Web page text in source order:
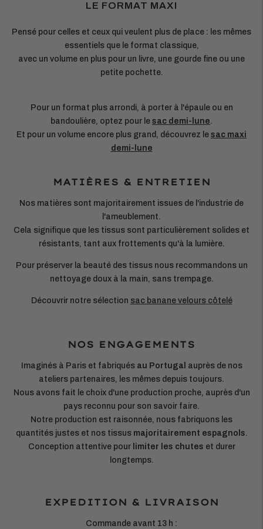
LE FORMAT MAXI
Pensé pour celles et ceux qui veulent plus de place : les mêmes
essentiels que le format classique,
avec un volume en plus pour un livre, une gourde fine ou une
petite pochette.
Pour un format plus arrondi, à porter à l'épaule ou en
bandoulière, optez pour le sac demi-lune.
Et pour un volume encore plus grand, découvrez le sac maxi
demi-lune
MATIÈRES & ENTRETIEN
Nos matières sont majoritairement issues de l'industrie de
l'ameublement.
Cela signifique que les tissus sont particulièrement solides et
résistants, tant aux frottements qu'à la lumière.
Pour préserver la beauté des tissus nous recommandons un
nettoyage doux à la main, sans trempage.
Découvrir notre sélection sac banane velours côtelé
NOS ENGAGEMENTS
Imaginés à Paris et fabriqués au Portugal auprès de nos
ateliers partenaires, les mêmes depuis toujours.
Nous avons fait le choix d'une production proche, auprès d'un
pays reconnu pour son savoir faire.
Notre production est raisonnée, nous fabriquons les
quantités justes et nos tissus majoritairement espagnols.
Conception attentive pour limiter les chutes et durer
longtemps.
EXPEDITION & LIVRAISON
Commande avant 13 h :